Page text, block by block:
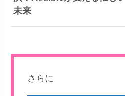
未来
さらに